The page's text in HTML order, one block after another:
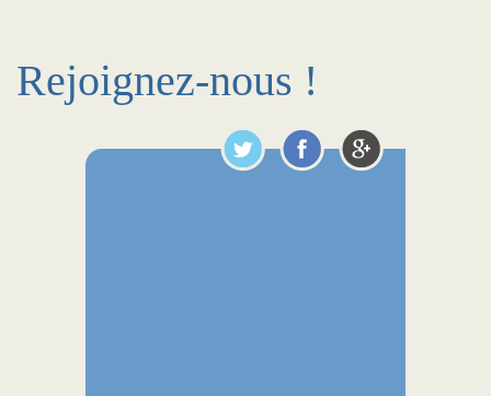
Rejoignez-nous !